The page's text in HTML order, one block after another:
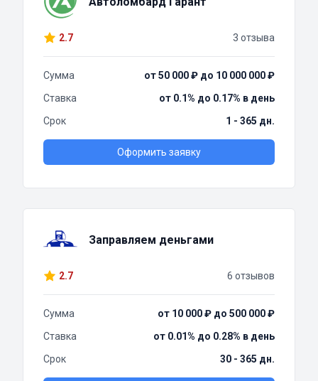
2.7 3 отзыва
Сумма
от 50 000 ₽ до 10 000 000 ₽
Ставка
от 0.1% до 0.17% в день
Срок
1 - 365 дн.
Оформить заявку
Заправляем деньгами
2.7 6 отзывов
Сумма
от 10 000 ₽ до 500 000 ₽
Ставка
от 0.01% до 0.28% в день
Срок
30 - 365 дн.